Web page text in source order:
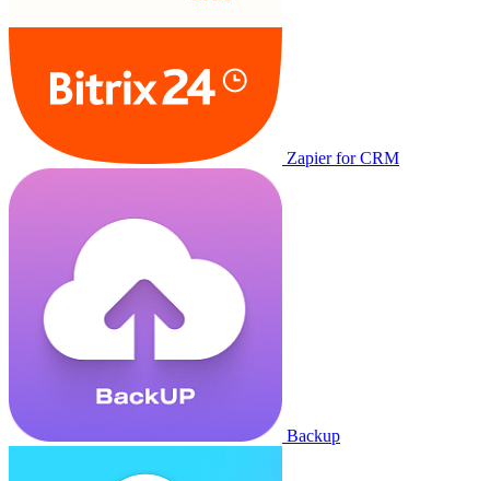
Zapier for CRM
Backup